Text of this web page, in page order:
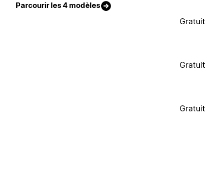
Parcourir les 4 modèles
Gratuit
Gratuit
Gratuit